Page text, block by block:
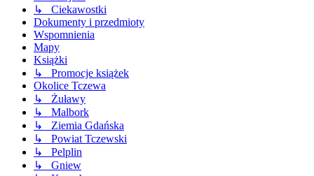
↳ Ciekawostki
Dokumenty i przedmioty
Wspomnienia
Mapy
Książki
↳ Promocje książek
Okolice Tczewa
↳ Żuławy
↳ Malbork
↳ Ziemia Gdańska
↳ Powiat Tczewski
↳ Pelplin
↳ Gniew